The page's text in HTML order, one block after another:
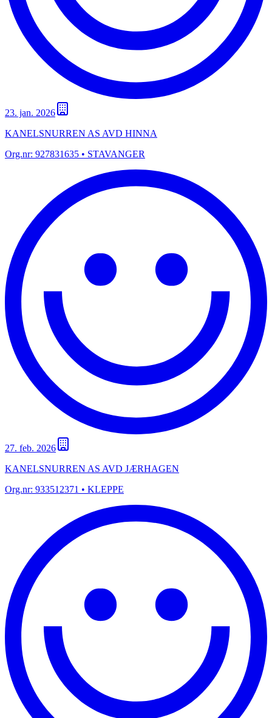
23. jan. 2026
KANELSNURREN AS AVD HINNA
Org.nr: 927831635 • STAVANGER
27. feb. 2026
KANELSNURREN AS AVD JÆRHAGEN
Org.nr: 933512371 • KLEPPE